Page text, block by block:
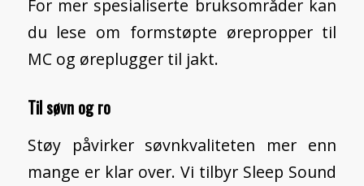
For mer spesialiserte bruksområder kan
du lese om formstøpte ørepropper til
MCog øreplugger til jakt.
Til søvn og ro
Støy påvirker søvnkvaliteten mer enn
mange er klar over. Vi tilbyr Sleep Sound